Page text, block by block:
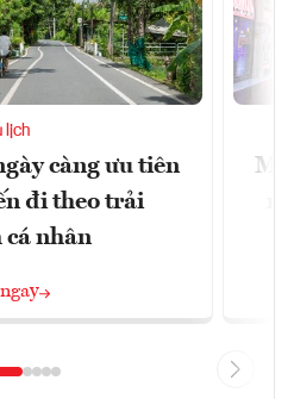
lịch
càng ưu tiên
đi theo trải
cá nhân